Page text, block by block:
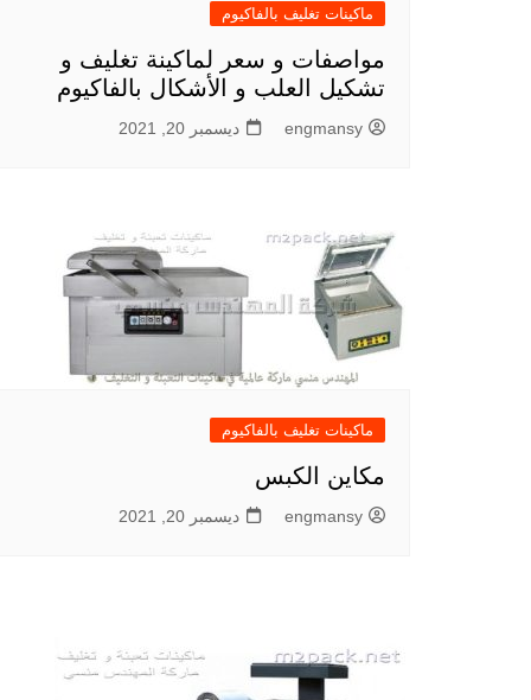
ماكينات تغليف بالفاكيوم
مواصفات و سعر لماكينة تغليف و
تشكيل العلب و الأشكال بالفاكيوم
engmansy ديسمبر 20, 2021
ماكينات تغليف بالفاكيوم
مكاين الكبس
engmansy ديسمبر 20, 2021